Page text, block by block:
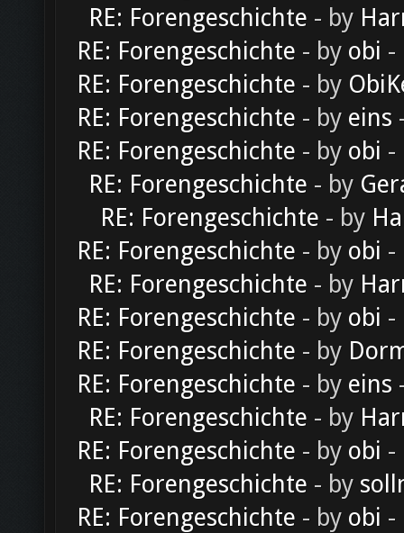
RE: Forengeschichte - by
RE: Forengeschichte - by obi -
RE: Forengeschichte - by
RE: Forengeschichte - by eins
RE: Forengeschichte - by obi -
RE: Forengeschichte - by
RE: Forengeschichte - by
RE: Forengeschichte - by obi -
RE: Forengeschichte - by
RE: Forengeschichte - by obi -
RE: Forengeschichte - by
RE: Forengeschichte - by eins
RE: Forengeschichte - by
RE: Forengeschichte - by obi -
RE: Forengeschichte - by
RE: Forengeschichte - by obi -